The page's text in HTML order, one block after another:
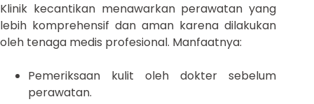
Klinik kecantikan menawarkan perawatan yang
lebih komprehensif dan aman karena dilakukan
oleh tenaga medis profesional. Manfaatnya:
Pemeriksaan kulit oleh dokter sebelum
perawatan.